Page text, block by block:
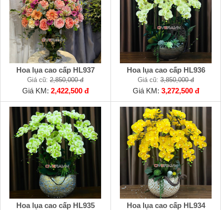
Hoa lụa cao cấp HL937
Giá cũ: 2,850,000 đ
Giá KM: 2,422,500 đ
Hoa lụa cao cấp HL936
Giá cũ: 3,850,000 đ
Giá KM: 3,272,500 đ
Hoa lụa cao cấp HL935 Hoa lụa cao cấp HL934